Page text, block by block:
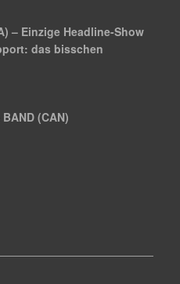
– Einzige Headline-Show
das bisschen
BAND (CAN)